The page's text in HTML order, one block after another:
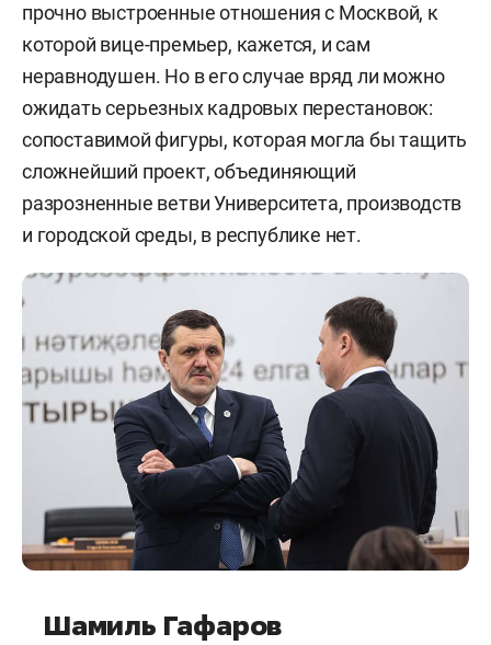
прочно выстроенные отношения с Москвой, к
которой вице-премьер, кажется, и сам
неравнодушен. Но в его случае вряд ли можно
ожидать серьезных кадровых перестановок:
сопоставимой фигуры, которая могла бы тащить
сложнейший проект, объединяющий
разрозненные ветви Университета, производств
и городской среды, в республике нет.
Шамиль Гафаров